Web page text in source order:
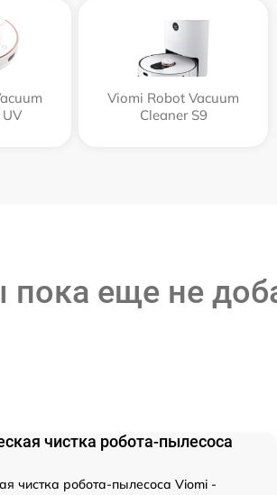
UV
Viomi Robot Vacuum
Cleaner S9
еще не
чистка робота-пылесоса
чистка робота-пылесоса Viomi -